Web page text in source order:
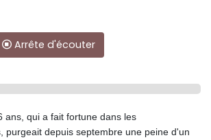
Arrête d'écouter
ans, qui a fait fortune dans les
purgeait depuis septembre une peine d'un